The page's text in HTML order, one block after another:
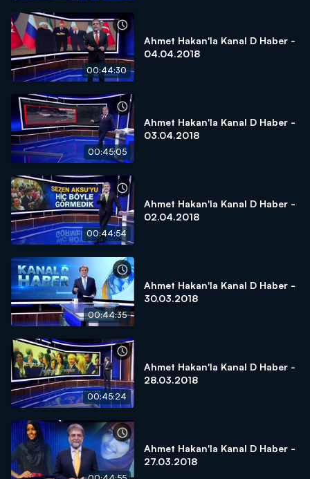
00:44:30
Ahmet Hakan'la Kanal D Haber -
04.04.2018
00:45:05
Ahmet Hakan'la Kanal D Haber -
03.04.2018
00:44:54
Ahmet Hakan'la Kanal D Haber -
02.04.2018
00:44:35
Ahmet Hakan'la Kanal D Haber -
30.03.2018
00:45:24
Ahmet Hakan'la Kanal D Haber -
28.03.2018
Ahmet Hakan'la Kanal D Haber -
27.03.2018